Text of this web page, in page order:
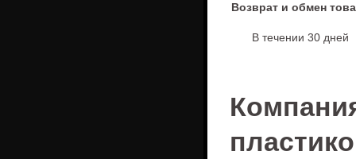
Возврат и обмен
В течении 30 дней